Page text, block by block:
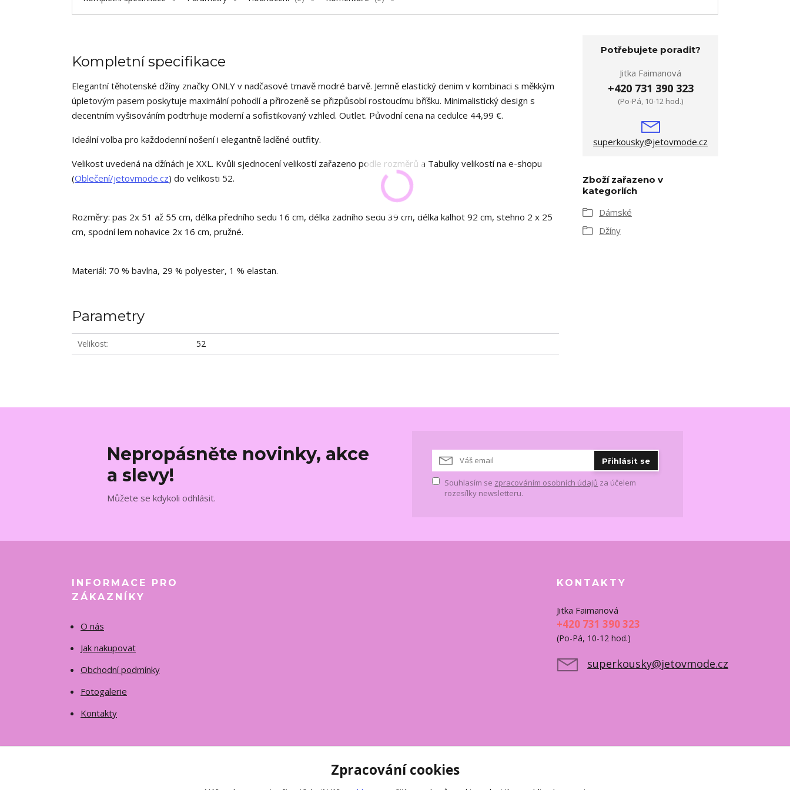
Kompletní specifikace
Elegantní těhotenské džíny značky ONLY v nadčasové tmavě modré barvě. Jemně elastický denim v kombinaci s měkkým
úpletovým pasem poskytuje maximální pohodlí a přirozeně se přizpůsobí rostoucímu bříšku. Minimalistický design s
decentním vyšisováním podtrhuje moderní a sofistikovaný vzhled. Outlet. Původní cena na cedulce 44,99 €.
Ideální volba pro každodenní nošení i elegantně laděné outfity.
Velikost uvedená na džínách je XXL. Kvůli sjednocení velikostí zařazeno podle rozměrů a Tabulky velikostí na e-shopu
(Oblečení/jetovmode.cz) do velikosti 52.
Rozměry: pas 2x 51 až 55 cm, délka předního sedu 16 cm, délka zadního sedu 39 cm, délka kalhot 92 cm, stehno 2 x 25
cm, spodní lem nohavice 2x 16 cm, pružné.
Materiál: 70 % bavlna, 29 % polyester, 1 % elastan.
Parametry
Velikost 52
Potřebujete poradit?
Jitka Faimanová
+420 731 390 323
(Po-Pá, 10-12 hod.)
superkousky@jetovmode.cz
Zboží zařazeno v
kategoriích
Dámské
Džíny
Nepropásněte novinky, akce
a slevy!
Můžete se kdykoli odhlásit.
Přihlásit se
Souhlasím se zpracováním osobních údajů za účelem
rozesílky newsletteru.
INFORMACE PRO
ZÁKAZNÍKY
O nás
Jak nakupovat
Obchodní podmínky
Fotogalerie
Kontakty
KONTAKTY
Jitka Faimanová
+420 731 390 323
(Po-Pá, 10-12 hod.)
superkousky@jetovmode.cz
Zpracování cookies